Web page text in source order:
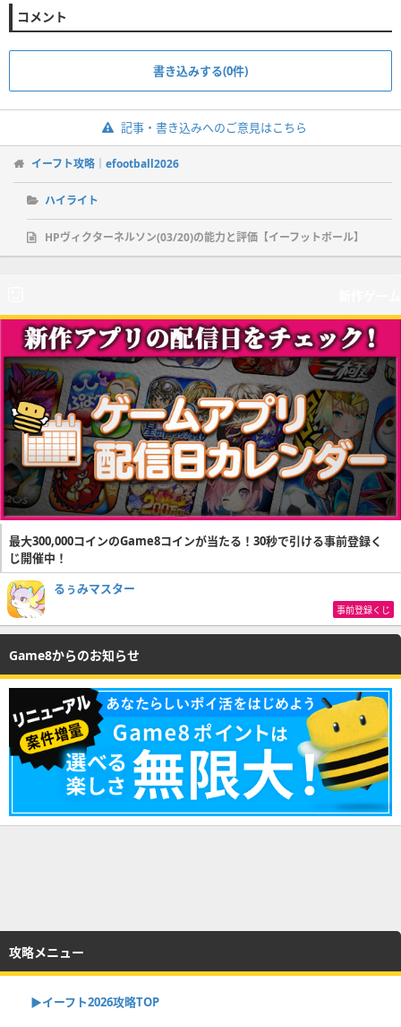
コメント
書き込みする(0件)
記事・書き込みへのご意見はこちら
イーフト攻略｜efootball2026
ハイライト
HPヴィクターネルソン(03/20)の能力と評価【イーフットボール】
最大300,000コインのGame8コインが当たる！30秒で引ける事前登録く
じ開催中！
るぅみマスター
事前登録くじ
Game8からのお知らせ
攻略メニュー
▶イーフト2026攻略TOP